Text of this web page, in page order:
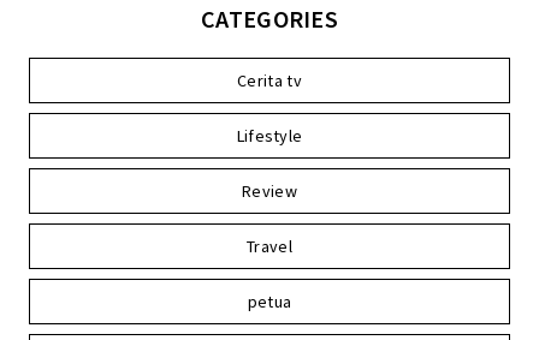
CATEGORIES
Cerita tv
Lifestyle
Review
Travel
petua